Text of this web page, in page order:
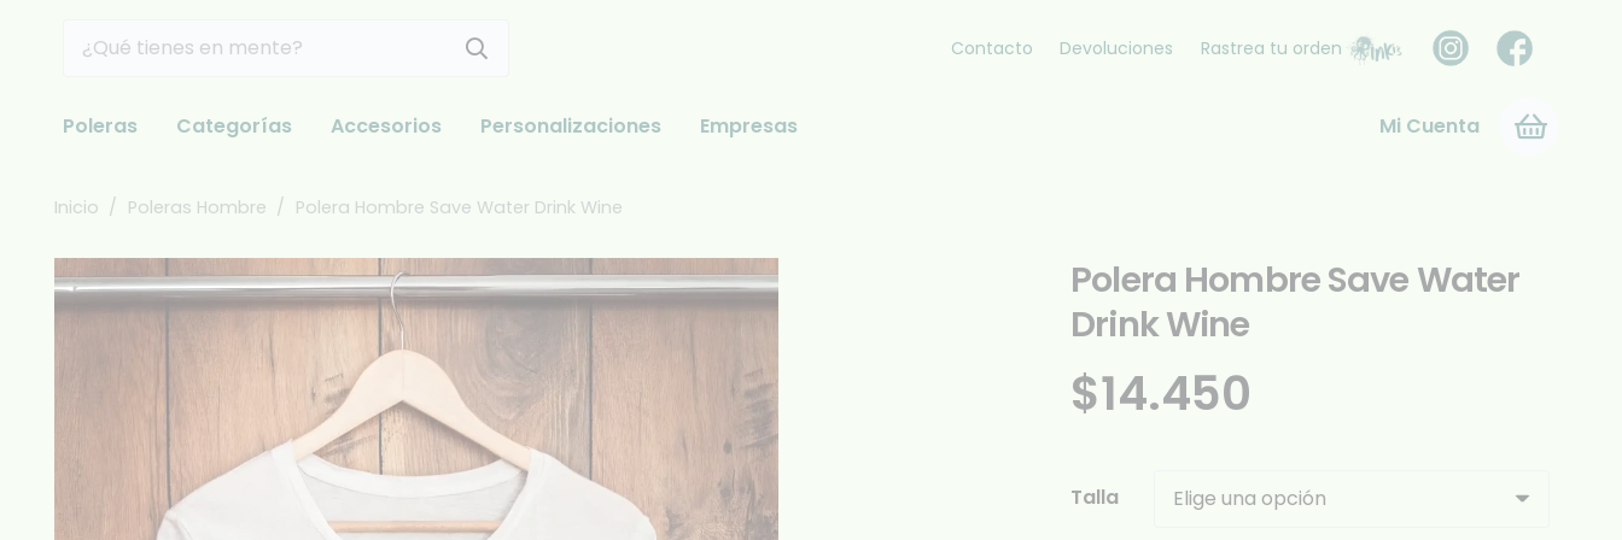
Contacto Devoluciones Rastrea tu orden
Poleras Categorías Accesorios Personalizaciones Empresas Mi Cuenta
Inicio / Poleras Hombre / Polera Hombre Save Water Drink Wine
Polera Hombre Save Water
Drink Wine
$14.450
Talla